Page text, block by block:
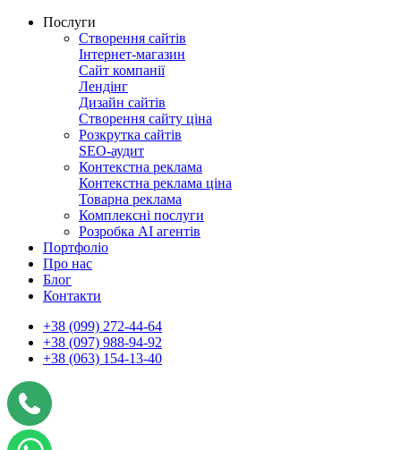
Послуги
Створення сайтів
Інтернет-магазин
Сайт компанії
Лендінг
Дизайн сайтів
Створення сайту ціна
Розкрутка сайтів
SEO-аудит
Контекстна реклама
Контекстна реклама ціна
Товарна реклама
Комплексні послуги
Розробка АІ агентів
Портфоліо
Про нас
Блог
Контакти
+38 (099) 272-44-64
+38 (097) 988-94-92
+38 (063) 154-13-40